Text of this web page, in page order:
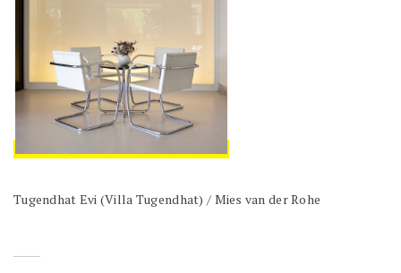
Tugendhat Evi (Villa Tugendhat) / Mies van der Rohe